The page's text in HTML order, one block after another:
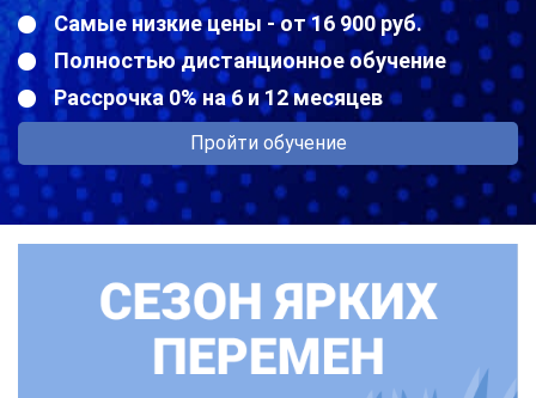
Самые низкие цены - от 16 900 руб.
Полностью дистанционное обучение
Рассрочка 0% на 6 и 12 месяцев
Пройти обучение